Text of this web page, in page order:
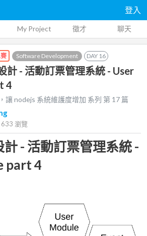
登入
My Project 徵才 聊天
Software Development DAY 16
計 - 活動訂票管理系統 - User
4
讓 nodejs 系統維護度增加 系列 第 17 篇
633 瀏覽
- 活動訂票管理系統 -
part 4